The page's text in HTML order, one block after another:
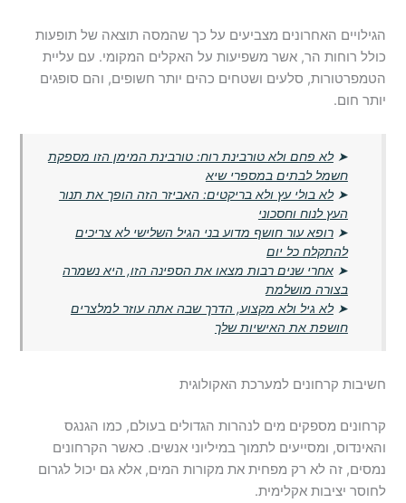
הגילויים האחרונים מצביעים על כך שהמסה תוצאה של תופעות
כולל רוחות הר, אשר משפיעות על האקלים המקומי. עם עליית
הטמפרטורות, סלעים ושטחים כהים יותר חשופים, והם סופגים
יותר חום.
➤לא פחם ולא טורבינת רוח: טורבינת המימן הזו מספקת
חשמל לבתים במספרי שיא
➤לא בולי עץ ולא בריקטים: האביזר הזה הופך את תנור
העץ לנוח וחסכוני
➤רופא עור חושף מדוע בני הגיל השלישי לא צריכים
להתקלח כל יום
➤אחרי שנים רבות מצאו את הספינה הזו, היא נשמרה
בצורה מושלמת
➤לא גיל ולא מקצוע, הדרך שבה אתה עוזר למלצרים
חושפת את האישיות שלך
חשיבות קרחונים למערכת האקולוגית
קרחונים מספקים מים לנהרות הגדולים בעולם, כמו הגנגס
והאינדוס, ומסייעים לתמוך במיליוני אנשים. כאשר הקרחונים
נמסים, זה לא רק מפחית את מקורות המים, אלא גם יכול לגרום
לחוסר יציבות אקלימית.